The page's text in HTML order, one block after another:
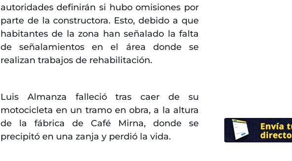
autoridades definirán si hubo omisiones por
parte de la constructora. Esto, debido a que
habitantes de la zona han señalado la falta
de señalamientos en el área donde se
realizan trabajos de rehabilitación.
Luis Almanza falleció tras caer de su
motocicleta en un tramo en obra, a la altura
de la fábrica de Café Mirna, donde se
precipitó en una zanja y perdió la vida.